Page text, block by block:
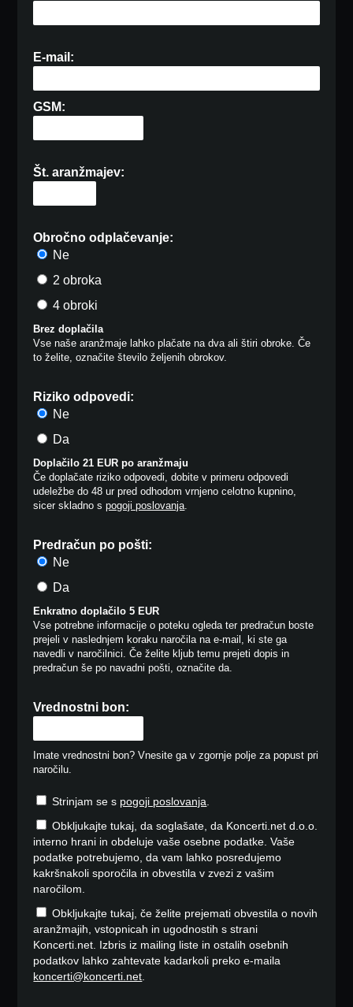
E-mail:
GSM:
Št. aranžmajev:
Obročno odplačevanje:
Ne
2 obroka
4 obroki
Brez doplačila
Vse naše aranžmaje lahko plačate na dva ali štiri obroke. Če
to želite, označite število željenih obrokov.
Riziko odpovedi:
Ne
Da
Doplačilo 21 EUR po aranžmaju
Če doplačate riziko odpovedi, dobite v primeru odpovedi
udeležbe do 48 ur pred odhodom vrnjeno celotno kupnino,
sicer skladno spogoji poslovanja.
Predračun po pošti:
Ne
Da
Enkratno doplačilo 5 EUR
Vse potrebne informacije o poteku ogleda ter predračun boste
prejeli v naslednjem koraku naročila na e-mail, ki ste ga
navedli v naročilnici. Če želite kljub temu prejeti dopis in
predračun še po navadni pošti, označite da.
Vrednostni bon:
Imate vrednostni bon? Vnesite ga v zgornje polje za popust pri
naročilu.
Strinjam se s pogoji poslovanja.
Obkljukajte tukaj, da soglašate, da Koncerti.net d.o.o.
interno hrani in obdeluje vaše osebne podatke. Vaše
podatke potrebujemo, da vam lahko posredujemo
kakršnakoli sporočila in obvestila v zvezi z vašim
naročilom.
Obkljukajte tukaj, če želite prejemati obvestila o novih
aranžmajih, vstopnicah in ugodnostih s strani
Koncerti.net. Izbris iz mailing liste in ostalih osebnih
podatkov lahko zahtevate kadarkoli preko e-maila
koncerti@koncerti.net.